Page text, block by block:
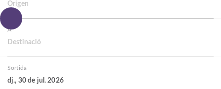
Origen
A
Destinació
Sortida
dj., 30 de jul. 2026